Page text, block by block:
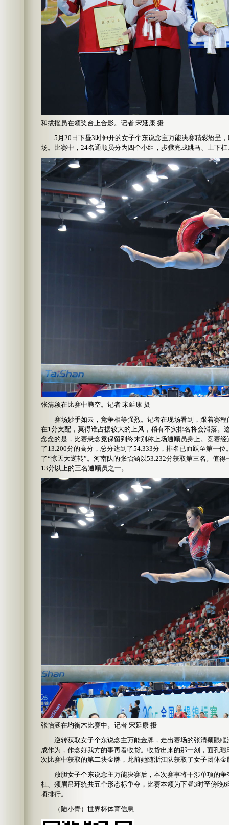
和拔擢员在领奖台上合影。记者 宋延康 摄
5月20日下昼3时伸开的女子个东说念主万能决赛精彩纷呈，
场。比赛中，24名通顺员分为四个小组，步骤完成跳马、上下
张清颖在比赛中腾空。记者 宋延康 摄
赛场妙手如云，竞争相等强烈。记者在现场看到，跟着赛程
在1分支配，莫得谁占据较大的上风，稍有不实排名将会滑落
念念的是，比赛悬念竟保留到终末别称上场通顺员身上。竞赛
了13.200分的高分，总分达到了54.333分，排名已而跃至第一
了“惊天大逆转”。河南队的张怡涵以53.232分获取第三名。值
13分以上的三名通顺员之一。
张怡涵在均衡木比赛中。记者 宋延康 摄
逆转获取女子个东说念主万能金牌，走出赛场的张清颖眼眶
成作为，作念好我方的事再看收货。收货出来的那一刻，面孔
次比赛中获取的第二块金牌，此前她随浙江队获取了女子团体金
放胆女子个东说念主万能决赛后，本次赛事将干涉单项的争
杠、须眉吊环统共五个形态标争夺，比赛本领为下昼3时至傍
项排行。
（陆小青）世界杯体育信息